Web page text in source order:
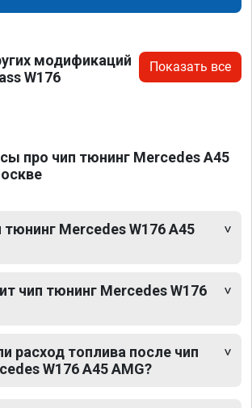
модификаций
W176
Показать все
про чип тюнинг Mercedes A45
Mercedes W176 A45
чип тюнинг Mercedes W176
расход топлива после чип
W176 A45 AMG?